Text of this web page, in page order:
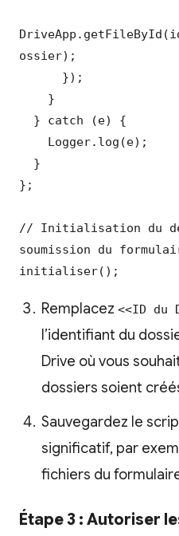
ossier);
};
// Initialisation du
soumission du
initialiser();
Remplacez <<ID du
l’identifiant du
Drive où vous
dossiers soient
Sauvegardez le
significatif, par
fichiers du
Étape 3 : Autoriser